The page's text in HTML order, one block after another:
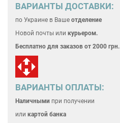
ВАРИАНТЫ ДОСТАВКИ:
по Украине в Ваше отделение
Новой почты или курьером.
Бесплатно для заказов от 2000 грн.
ВАРИАНТЫ ОПЛАТЫ:
Наличными при получении
или картой банка